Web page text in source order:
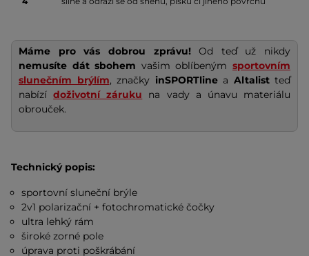
Máme pro vás dobrou zprávu!Od teď už nikdy
nemusíte dát sbohem vašim oblíbenýmsportovním
slunečním brýlím, značky inSPORTline a Altalist teď
nabízídoživotní záruku na vady a únavu materiálu
obrouček.
Technický popis:
sportovní sluneční brýle
2v1 polarizační + fotochromatické čočky
ultra lehký rám
široké zorné pole
úprava proti poškrábání